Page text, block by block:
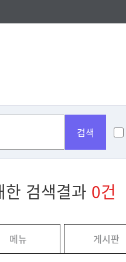
검색
한 검색결과 0건
메뉴 게시판